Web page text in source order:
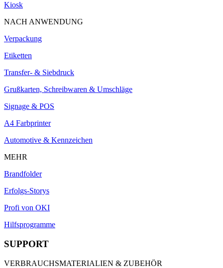
Kiosk
NACH ANWENDUNG
Verpackung
Etiketten
Transfer- & Siebdruck
Grußkarten, Schreibwaren & Umschläge
Signage & POS
A4 Farbprinter
Automotive & Kennzeichen
MEHR
Brandfolder
Erfolgs-Storys
Profi von OKI
Hilfsprogramme
SUPPORT
VERBRAUCHSMATERIALIEN & ZUBEHÖR